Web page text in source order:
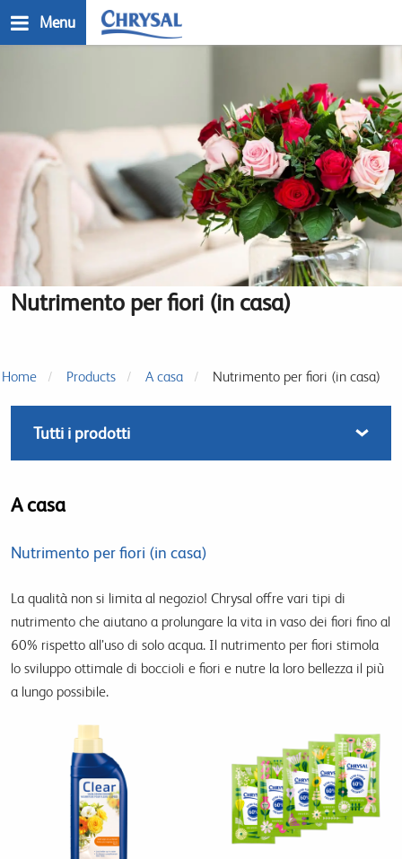
Menu
Nutrimento per fiori (in casa)
Home Products A casa Nutrimento per fiori (in casa)
A casa
Nutrimento per fiori (in casa)
La qualità non si limita al negozio! Chrysal offre vari tipi di
nutrimento che aiutano a prolungare la vita in vaso dei fiori fino al
60% rispetto all’uso di solo acqua. Il nutrimento per fiori stimola
lo sviluppo ottimale di boccioli e fiori e nutre la loro bellezza il più
a lungo possibile.